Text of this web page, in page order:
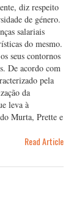
diz respeito
de género.
salariais
do mesmo.
seus contornos
De acordo com
pela
da
leva à
Murta, Prette e
Read Article